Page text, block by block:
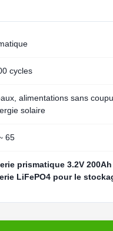
cycles
alimentations sans
solaire
65
prismatique 3.2V
LiFePO4 pour le